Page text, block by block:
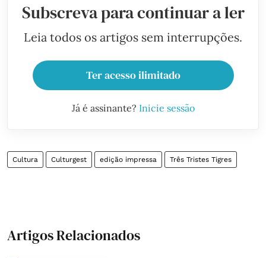
Subscreva para continuar a ler
Leia todos os artigos sem interrupções.
Ter acesso ilimitado
Já é assinante? Inicie sessão
Cultura Culturgest edição impressa Três Tristes Tigres
Artigos Relacionados